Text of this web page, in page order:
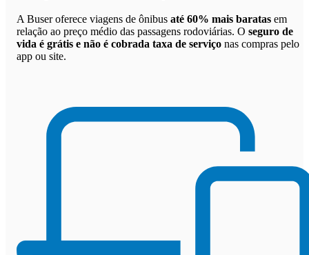
A Buser oferece viagens de ônibus até 60% mais baratas em
relação ao preço médio das passagens rodoviárias. O seguro de
vida é grátis e não é cobrada taxa de serviço nas compras pelo
app ou site.